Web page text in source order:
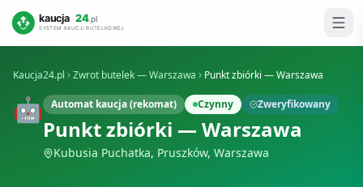
Kaucja24.pl Zwrot butelek —Warszawa Punkt zbiórki — Warszawa
🤖 Automat kaucja (rekomat) Czynny Zweryfikowany
Punkt zbiórki — Warszawa
Kubusia Puchatka, Pruszków, Warszawa